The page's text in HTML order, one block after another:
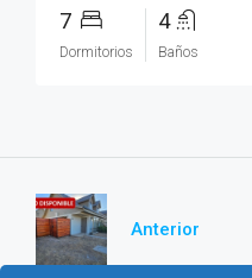
7
Dormitorios
4
Baños
Anterior